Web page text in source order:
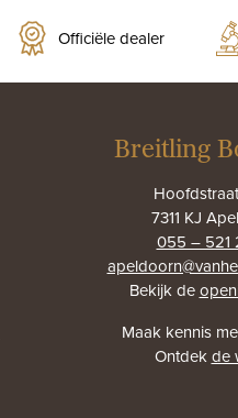
Officiële dealer
Breitling
7311 KJ
055 – 521
Bekijk de
Maak kennis
Ontdekde